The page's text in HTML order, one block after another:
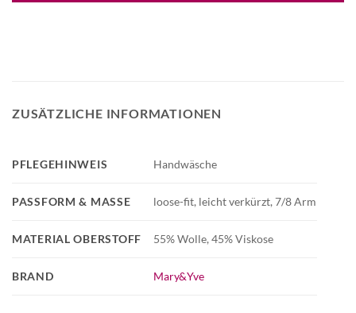
ZUSÄTZLICHE INFORMATIONEN
BRAND Mary&Yve
PFLEGEHINWEIS Handwäsche
PASSFORM & MASSE loose-fit, leicht verkürzt, 7/8 Arm
MATERIAL OBERSTOFF 55% Wolle, 45% Viskose